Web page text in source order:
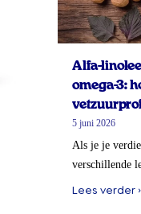
Alfa-
omega-3:
5 juni 2026
Als je je
verschillende
Lees verder ›